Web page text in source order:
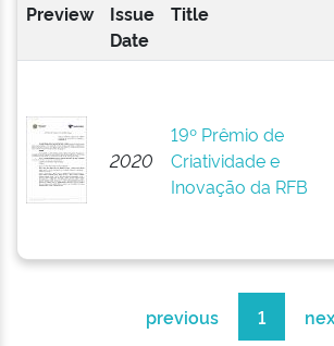
Preview
Issue
Date
Title
2020
19º Prêmio de
Criatividade e
Inovação da RFB
previous 1